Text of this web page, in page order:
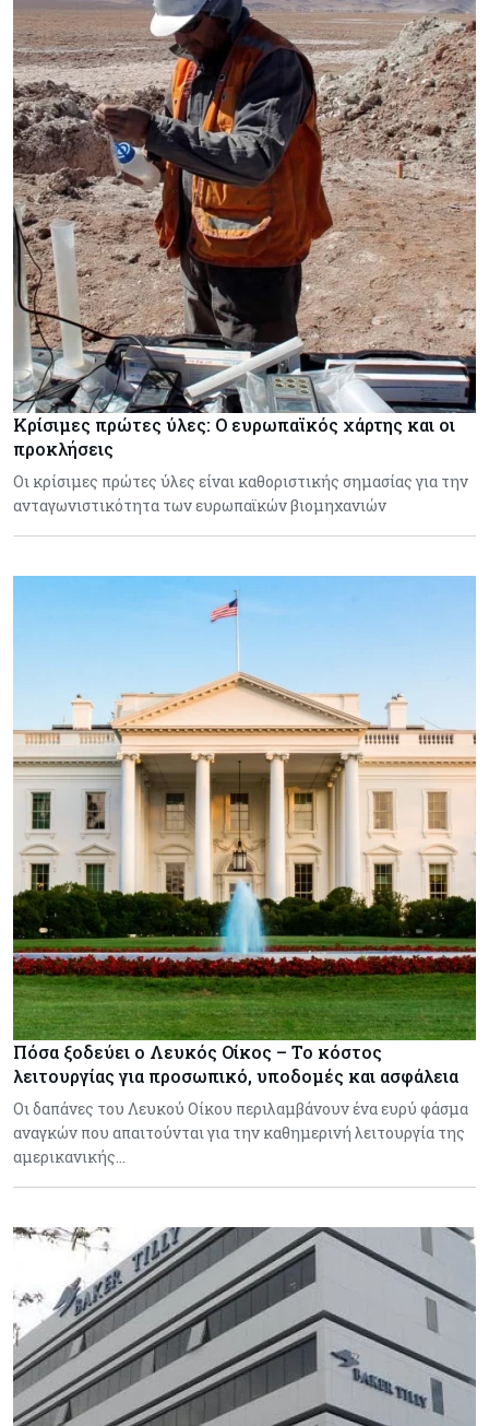
Κρίσιμες πρώτες ύλες: Ο ευρωπαϊκός χάρτης και οι
προκλήσεις
Οι κρίσιμες πρώτες ύλες είναι καθοριστικής σημασίας για την
ανταγωνιστικότητα των ευρωπαϊκών βιομηχανιών
Πόσα ξοδεύει ο Λευκός Οίκος – Το κόστος
λειτουργίας για προσωπικό, υποδομές και ασφάλεια
Οι δαπάνες του Λευκού Οίκου περιλαμβάνουν ένα ευρύ φάσμα
αναγκών που απαιτούνται για την καθημερινή λειτουργία της
αμερικανικής…